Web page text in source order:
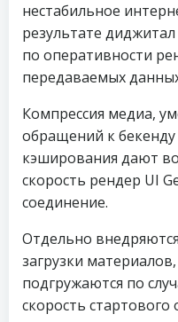
нестабильное
результате
по оперативности
передаваемых
Компрессия медиа,
обращений к
кэширования дают
скорость рендер UI
соединение.
Отдельно
загрузки
подгружаются по
скорость